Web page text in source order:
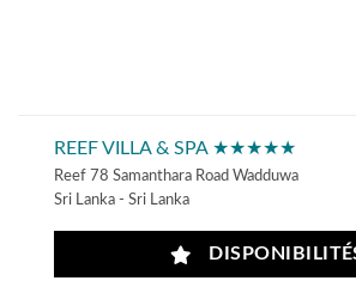
REEF VILLA & SPA ★★★★★
Reef 78 Samanthara Road Wadduwa
Sri Lanka - Sri Lanka